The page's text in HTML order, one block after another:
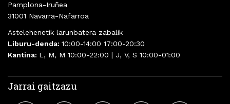
Pamplona-Iruñea
31001 Navarra-Nafarroa
Astelehenetik larunbatera zabalik
Liburu-denda: 10:00-14:00 17:00-20:30
Kantina: L, M, M 10:00-22:00 | J, V, S 10:00-01:00
Jarrai gaitzazu